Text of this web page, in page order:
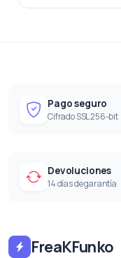
Pago seguro
Cifrado SSL 256-bit
Devoluciones
14 días de garantía
FreaKFunko